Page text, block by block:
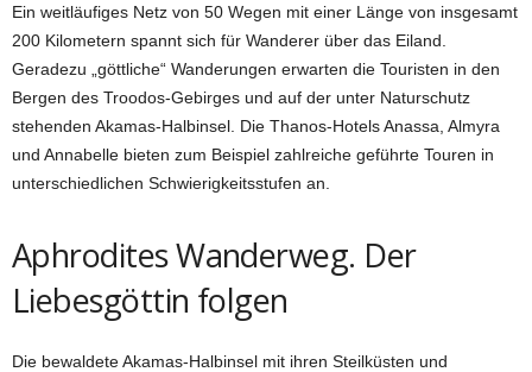
Ein weitläufiges Netz von 50 Wegen mit einer Länge von insgesamt
200 Kilometern spannt sich für Wanderer über das Eiland.
Geradezu „göttliche“ Wanderungen erwarten die Touristen in den
Bergen des Troodos-Gebirges und auf der unter Naturschutz
stehenden Akamas-Halbinsel. Die Thanos-Hotels Anassa, Almyra
und Annabelle bieten zum Beispiel zahlreiche geführte Touren in
unterschiedlichen Schwierigkeitsstufen an.
Aphrodites Wanderweg. Der
Liebesgöttin folgen
Die bewaldete Akamas-Halbinsel mit ihren Steilküsten und